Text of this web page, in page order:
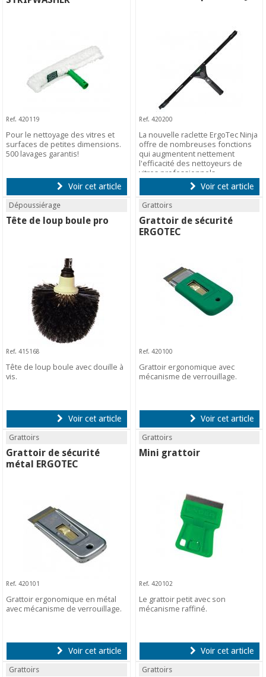
Ref. 420119
Pour le nettoyage des vitres et
surfaces de petites dimensions.
500 lavages garantis!
Voir cet article
Ref. 420200
La nouvelle raclette ErgoTec Ninja
offre de nombreuses fonctions
qui augmentent nettement
l'efficacité des nettoyeurs de
vitres professionnels.
Voir cet article
Dépoussiérage
Tête de loup boule pro
Ref. 415168
Tête de loup boule avec douille à
vis.
Voir cet article
Grattoirs
Grattoir de sécurité
ERGOTEC
Ref. 420100
Grattoir ergonomique avec
mécanisme de verrouillage.
Voir cet article
Grattoirs
Grattoir de sécurité
métal ERGOTEC
Ref. 420101
Grattoir ergonomique en métal
avec mécanisme de verrouillage.
Voir cet article
Grattoirs
Mini grattoir
Ref. 420102
Le grattoir petit avec son
mécanisme raffiné.
Voir cet article
Grattoirs Grattoirs